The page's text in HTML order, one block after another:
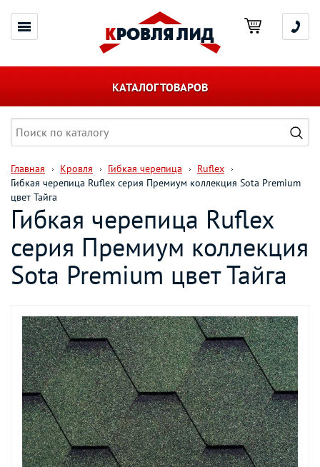
КАТАЛОГ ТОВАРОВ
Главная Кровля Гибкая черепица
Ruflex
Гибкая черепица Ruflex серия Премиум коллекция Sota Premium
цвет Тайга
Гибкая черепица Ruflex
серия Премиум коллекция
Sota Premium цвет Тайга